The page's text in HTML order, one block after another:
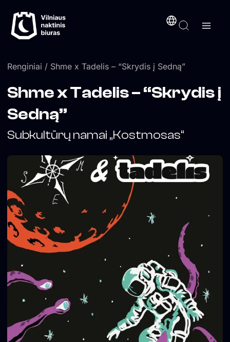
prie
turinio
Renginiai / Shme x Tadelis – “Skrydis į Sedną”
Shme x Tadelis – “Skrydis į
Sedną”
Subkultūrų namai „Kostmosas“